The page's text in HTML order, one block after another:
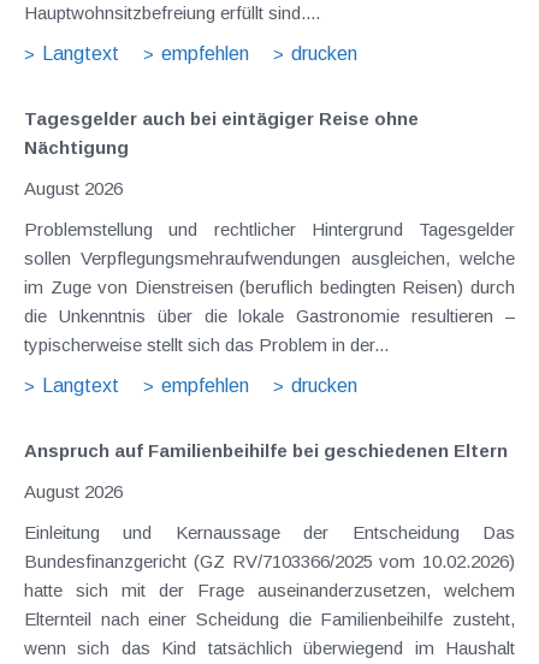
Hauptwohnsitzbefreiung erfüllt sind....
Langtext
empfehlen drucken
Tagesgelder auch bei eintägiger Reise ohne
Nächtigung
August 2026
Problemstellung und rechtlicher Hintergrund Tagesgelder
sollen Verpflegungsmehraufwendungen ausgleichen, welche
im Zuge von Dienstreisen (beruflich bedingten Reisen) durch
die Unkenntnis über die lokale Gastronomie resultieren –
typischerweise stellt sich das Problem in der...
Langtext
empfehlen drucken
Anspruch auf Familienbeihilfe bei geschiedenen Eltern
August 2026
Einleitung und Kernaussage der Entscheidung Das
Bundesfinanzgericht (GZ RV/7103366/2025 vom 10.02.2026)
hatte sich mit der Frage auseinanderzusetzen, welchem
Elternteil nach einer Scheidung die Familienbeihilfe zusteht,
wenn sich das Kind tatsächlich überwiegend im Haushalt